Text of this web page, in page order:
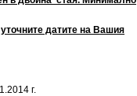
датите на Вашия
г.